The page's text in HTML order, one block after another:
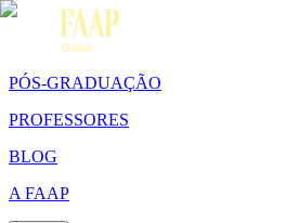
PÓS-GRADUAÇÃO
PROFESSORES
BLOG
A FAAP